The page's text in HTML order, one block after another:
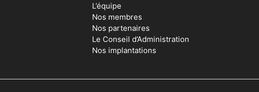
L’équipe
Nos membres
Nos partenaires
Le Conseil d’Administration
Nos implantations